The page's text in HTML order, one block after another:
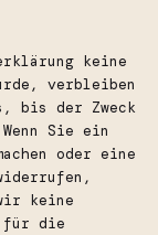
keine
verbleiben
bis der Zweck
Sie ein
oder eine
keine
für die